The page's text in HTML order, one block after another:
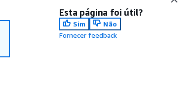
Esta página foi útil?
Sim
Não
Fornecer feedback